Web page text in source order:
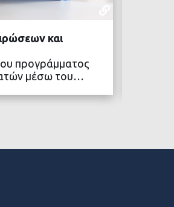
και
προγράμματος
μέσω του…